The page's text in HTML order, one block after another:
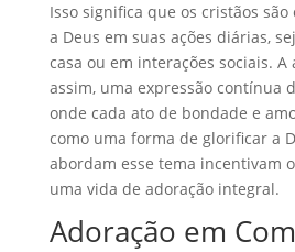
Isso significa que os cristãos
a Deus em suas ações diárias,
casa ou em interações sociais. A
assim, uma expressão contínua
onde cada ato de bondade e
como uma forma de glorificar a
abordam esse tema incentivam
uma vida de adoração integral.
Adoração em